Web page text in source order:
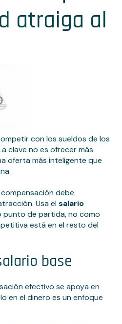
atraiga al
con los sueldos de los
clave no es ofrecer más
oferta más inteligente que
debe
Usa elsalario
punto de partida, no como
está en el resto del
base
efectivo se apoya en
en el dinero es un enfoque